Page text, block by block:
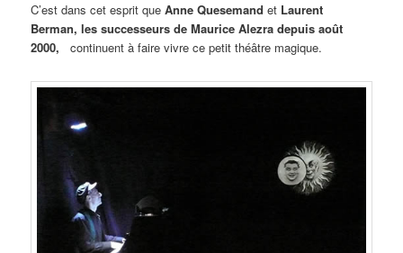
C’est dans cet esprit queAnne Quesemand et Laurent
Berman, les successeurs de Maurice Alezra depuis août
2000, continuent à faire vivre ce petit théâtre magique.